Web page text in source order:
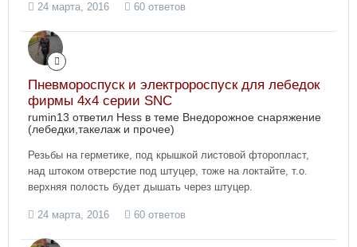
24 марта, 2016 60 ответов
Пневмороспуск и электророспуск для лебедок
фирмы 4х4 серии SNC
rumin13 ответил Hess в теме Внедорожное снаряжение
(лебедки,такелаж и прочее)
Резьбы на герметике, под крышкой листовой фторопласт,
над штоком отверстие под штуцер, тоже на локтайте, т.о.
верхняя полость будет дышать через штуцер.
24 марта, 2016 60 ответов